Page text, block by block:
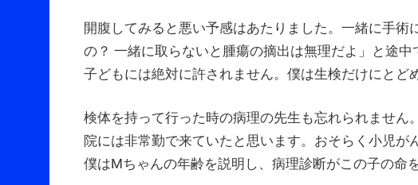
開腹してみると悪い予感はあたりました。一緒に手術
の？ 一緒に取らないと腫瘍の摘出は無理だよ」と途中
子どもには絶対に許されません。僕は生検だけにとど
検体を持って行った時の病理の先生も忘れられません
院には非常勤で来ていたと思います。おそらく小児が
僕はMちゃんの年齢を説明し、病理診断がこの子の命